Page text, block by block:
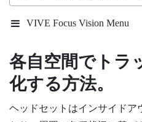
VIVE Focus Vision Menu
各自空間でトラ
化する方法。
ヘッドセットはインサイドア